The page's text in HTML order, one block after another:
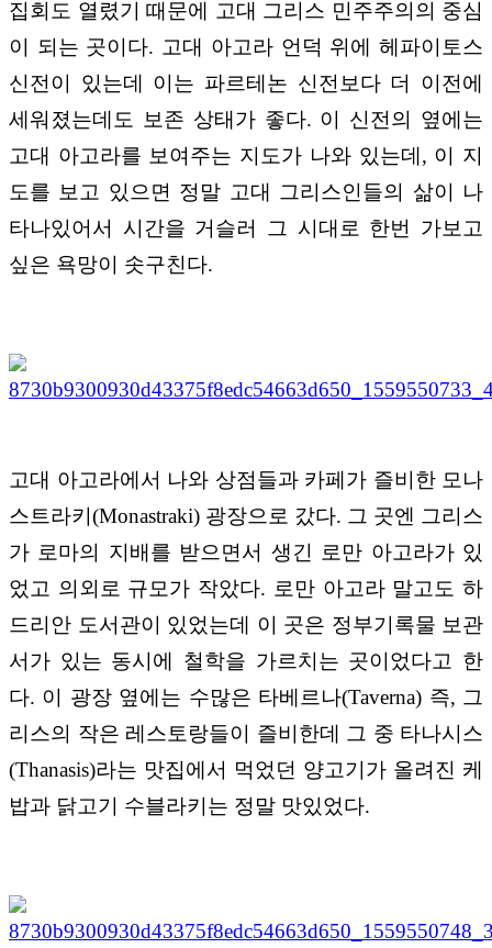
집회도 열렸기 때문에 고대 그리스 민주주의의 중심
이 되는 곳이다. 고대 아고라 언덕 위에 헤파이토스
신전이 있는데 이는 파르테논 신전보다 더 이전에
세워졌는데도 보존 상태가 좋다. 이 신전의 옆에는
고대 아고라를 보여주는 지도가 나와 있는데, 이 지
도를 보고 있으면 정말 고대 그리스인들의 삶이 나
타나있어서 시간을 거슬러 그 시대로 한번 가보고
싶은 욕망이 솟구친다.
고대 아고라에서 나와 상점들과 카페가 즐비한 모나
스트라키(Monastraki) 광장으로 갔다. 그 곳엔 그리스
가 로마의 지배를 받으면서 생긴 로만 아고라가 있
었고 의외로 규모가 작았다. 로만 아고라 말고도 하
드리안 도서관이 있었는데 이 곳은 정부기록물 보관
서가 있는 동시에 철학을 가르치는 곳이었다고 한
다. 이 광장 옆에는 수많은 타베르나(Taverna) 즉, 그
리스의 작은 레스토랑들이 즐비한데 그 중 타나시스
(Thanasis)라는 맛집에서 먹었던 양고기가 올려진 케
밥과 닭고기 수블라키는 정말 맛있었다.